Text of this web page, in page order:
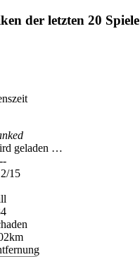
der letzten 20 Spiele
geladen …
/15